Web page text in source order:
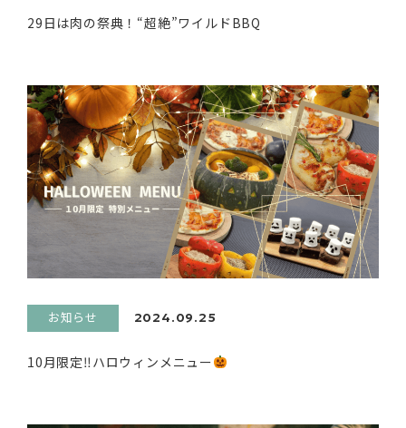
29日は肉の祭典！“超絶”ワイルドBBQ
お知らせ 2024.09.25
10月限定‼ハロウィンメニュー